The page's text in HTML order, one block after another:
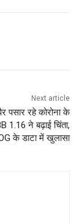
Next article
पसार रहे कोरोना के
1.16 ने बढ़ाई चिंता,
के डाटा में खुलासा